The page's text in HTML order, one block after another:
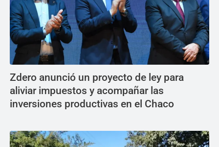
Zdero anunció un proyecto de ley para
aliviar impuestos y acompañar las
inversiones productivas en el Chaco